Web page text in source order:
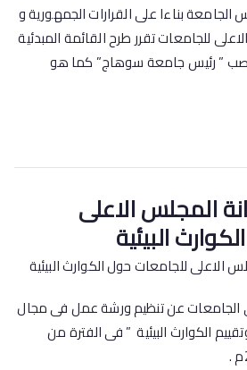
الجامعة بناءا على القرارات الجمهورية و
للجامعات تقرر طرح القائمة المبدئية
” رئيس جامعة سوهاج” كما هو
المجلس الاعلى
البيئية
الجامعات عن تنظيم ورشة عمل فى مجال
الكوارث البيئية ” فى الفترة من